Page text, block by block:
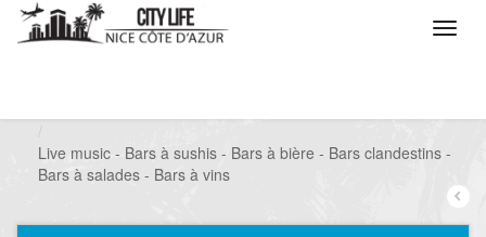
Live music - Bars à sushis - Bars à bière - Bars clandestins -
Bars à salades - Bars à vins